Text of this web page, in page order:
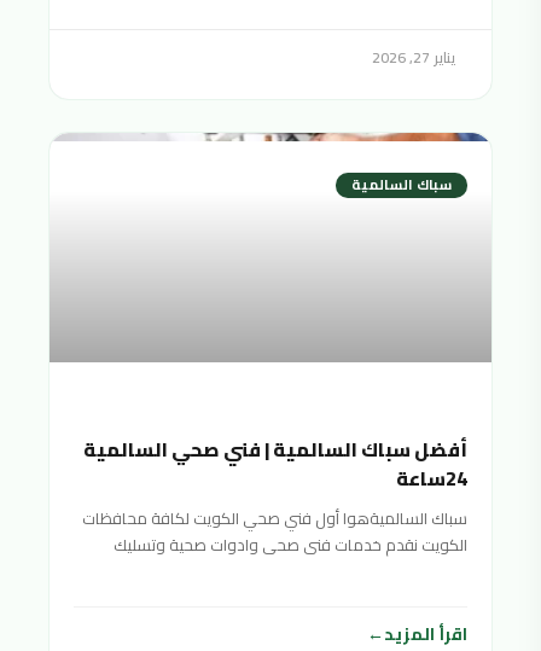
يناير 27, 2026
سباك السالمية
أفضل سباك السالمية | فني صحي السالمية
24ساعة
سباك السالميةهوا أول فني صحي الكويت لكافة محافظات
الكويت نقدم خدمات فنى صحى وادوات صحية وتسليك
اقرأ المزيد